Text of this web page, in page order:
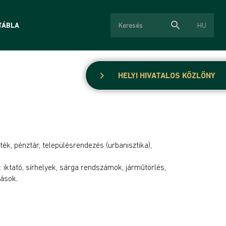
search HU
chevron_right HELYI HIVATALOS KÖZLÖNY
pénztár, településrendezés (urbanisztika),
sírhelyek, sárga rendszámok, járműtörlés,
.